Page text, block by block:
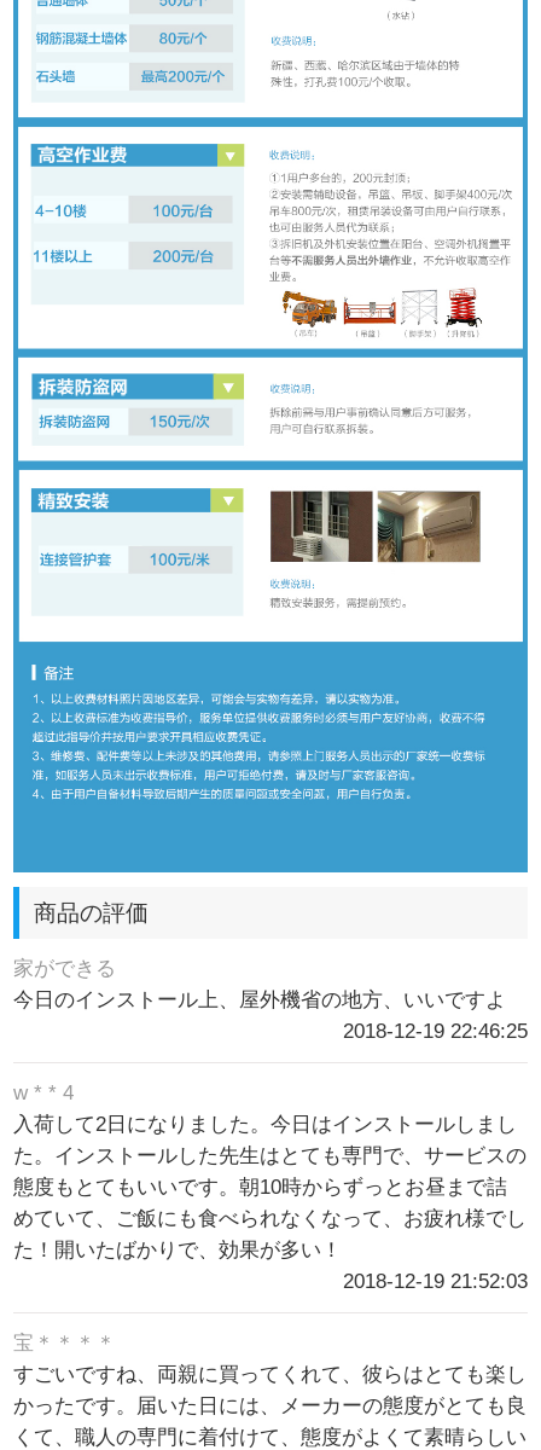
商品の評価
家ができる
今日のインストール上、屋外機省の地方、いいですよ
2018-12-19 22:46:25
w * * 4
入荷して2日になりました。今日はインストールしまし
た。インストールした先生はとても専門で、サービスの
態度もとてもいいです。朝10時からずっとお昼まで詰
めていて、ご飯にも食べられなくなって、お疲れ様でし
た！開いたばかりで、効果が多い！
2018-12-19 21:52:03
宝＊＊＊＊
すごいですね、両親に買ってくれて、彼らはとても楽し
かったです。届いた日には、メーカーの態度がとても良
くて、職人の専門に着付けて、態度がよくて素晴らしい